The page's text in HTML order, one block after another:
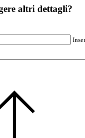
altri dettagli?